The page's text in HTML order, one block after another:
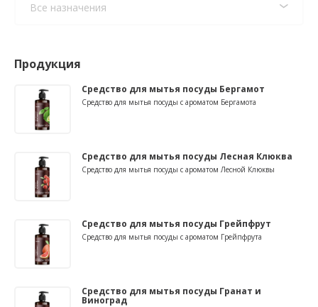
Все назначения
Продукция
Средство для мытья посуды Бергамот
Средство для мытья посуды с ароматом Бергамота
Средство для мытья посуды Лесная Клюква
Средство для мытья посуды с ароматом Лесной Клюквы
Средство для мытья посуды Грейпфрут
Средство для мытья посуды с ароматом Грейпфрута
Средство для мытья посуды Гранат и
Виноград